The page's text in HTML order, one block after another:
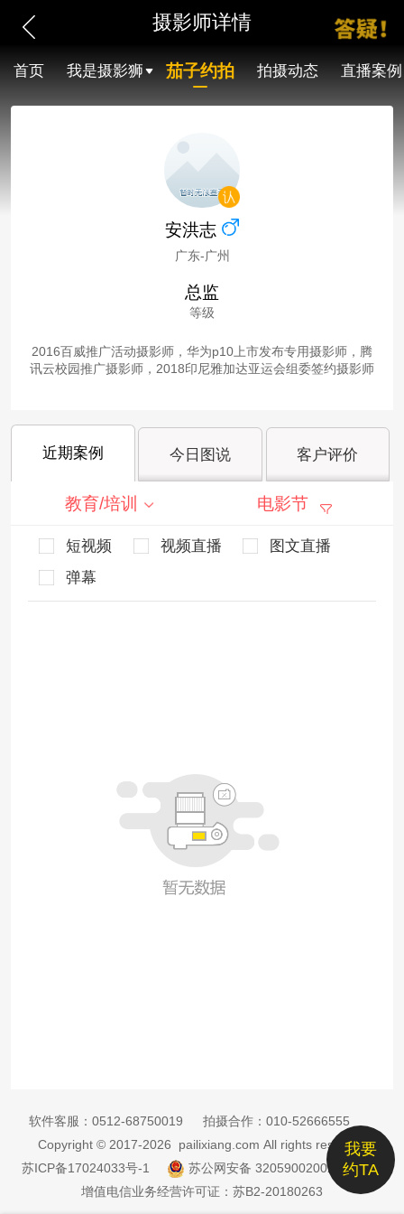
摄影师详情
首页 我是摄影狮 茄子约拍 拍摄动态 直播案例
安洪志
广东-广州
总监
等级
2016百威推广活动摄影师，华为p10上市发布专用摄影师，腾
讯云校园推广摄影师，2018印尼雅加达亚运会组委签约摄影师
近期案例 今日图说 客户评价
教育/培训 电影节
短视频 视频直播
图文直播
弹幕
我要
约TA
软件客服： 0512-68750019 拍摄合作： 010-52666555
Copyright © 2017-2026 pailixiang.com All rights reserved
苏ICP备17024033号-1
苏公网安备 32059002002885号
增值电信业务经营许可证：苏B2-20180263